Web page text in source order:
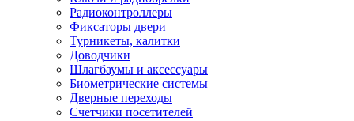
Радиоконтроллеры
Фиксаторы двери
Турникеты, калитки
Доводчики
Шлагбаумы и аксессуары
Биометрические системы
Дверные переходы
Счетчики посетителей